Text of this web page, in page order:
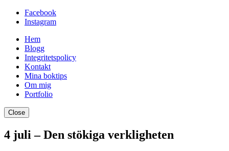
Facebook
Instagram
Hem
Blogg
Integritetspolicy
Kontakt
Mina boktips
Om mig
Portfolio
Close
4 juli – Den stökiga verkligheten